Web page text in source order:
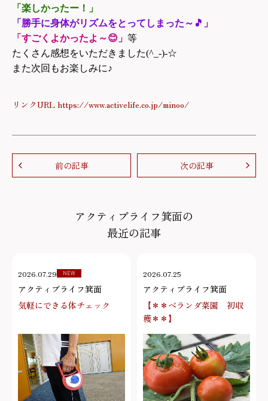
「楽しかったー！」
「勝手に身体がリズムをとってしまった～🎵」
「すごくよかったよ～😊」 等
たくさん感想をいただきました(^_-)-☆
また次回もお楽しみに♪
リンクURL https://www.activelife.co.jp/minoo/
前の記事 次の記事
アクティブライフ箕面の
最近の記事
2026.07.29 NEW
アクティブライフ箕面
気軽にできる体チェック
2026.07.25
アクティブライフ箕面
【＊＊ベランダ菜園 初収
穫＊＊】